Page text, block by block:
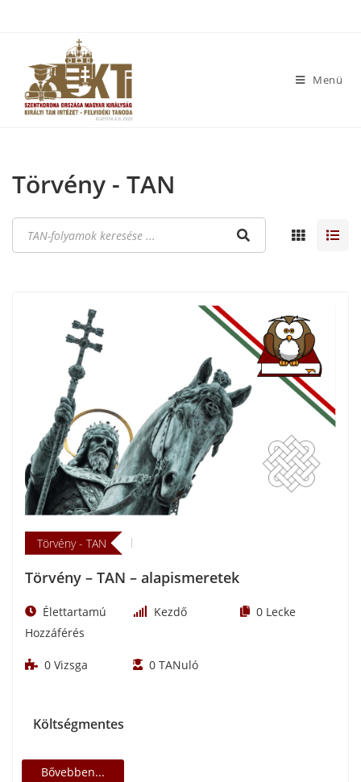
Menü
Törvény - TAN
Törvény - TAN
Törvény – TAN – alapismeretek
Élettartamú
Hozzáférés
Kezdő 0 Lecke
0 Vizsga 0TANuló
Költségmentes
Bővebben...